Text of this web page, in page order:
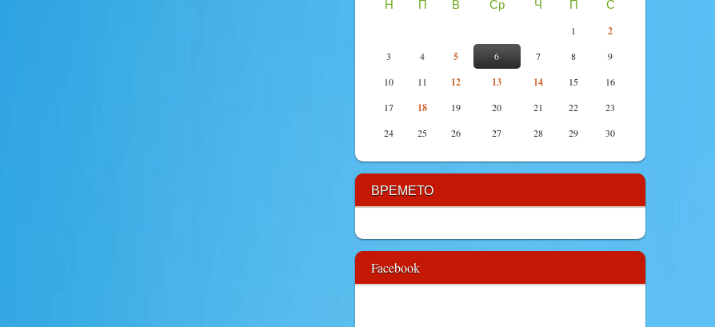
Н П В Ср Ч П С
1 2
3 4 5 6 7 8
9
10
11 12 13 14 15
16
17
18 19 20 21 22
23
24
25 26 27 28 29 30
ВРЕМЕТО
Facebook